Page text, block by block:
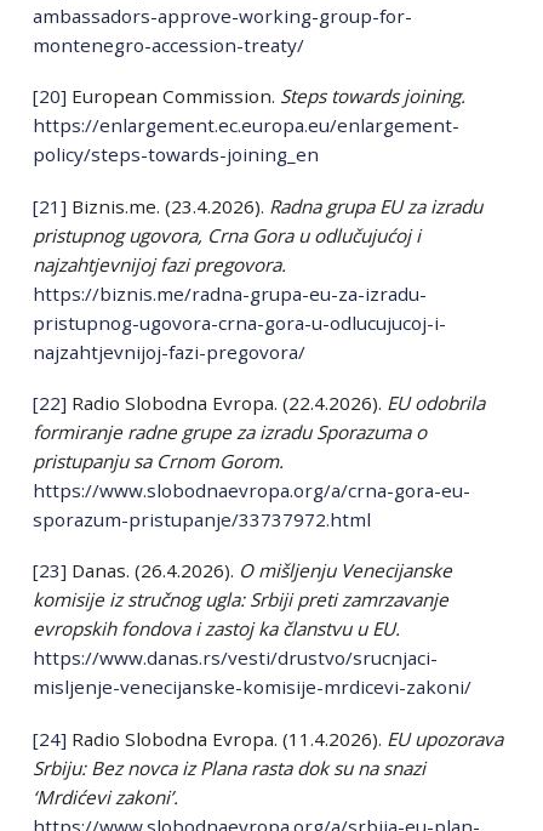
ambassadors-approve-working-group-for-
montenegro-accession-treaty/
[20] European Commission. Steps towards joining.
https://enlargement.ec.europa.eu/enlargement-
policy/steps-towards-joining_en
[21] Biznis.me. (23.4.2026). Radna grupa EU za izradu
pristupnog ugovora, Crna Gora u odlučujućoj i
najzahtjevnijoj fazi pregovora.
https://biznis.me/radna-grupa-eu-za-izradu-
pristupnog-ugovora-crna-gora-u-odlucujucoj-i-
najzahtjevnijoj-fazi-pregovora/
[22] Radio Slobodna Evropa. (22.4.2026). EU odobrila
formiranje radne grupe za izradu Sporazuma o
pristupanju sa Crnom Gorom.
https://www.slobodnaevropa.org/a/crna-gora-eu-
sporazum-pristupanje/33737972.html
[23] Danas. (26.4.2026). O mišljenju Venecijanske
komisije iz stručnog ugla: Srbiji preti zamrzavanje
evropskih fondova i zastoj ka članstvu u EU.
https://www.danas.rs/vesti/drustvo/srucnjaci-
misljenje-venecijanske-komisije-mrdicevi-zakoni/
[24] Radio Slobodna Evropa. (11.4.2026). EU upozorava
Srbiju: Bez novca iz Plana rasta dok su na snazi
‘Mrdićevi zakoni’.
https://www.slobodnaevropa.org/a/srbija-eu-plan-